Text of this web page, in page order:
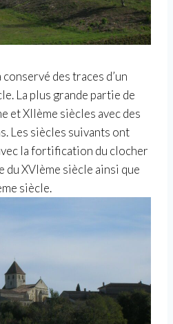
conservé des traces d’un
La plus grande partie de
et XIIème siècles avec des
Les siècles suivants ont
la fortification du clocher
du XVIème siècle ainsi que
siècle.